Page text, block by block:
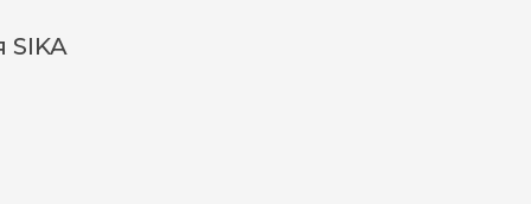
SIKA